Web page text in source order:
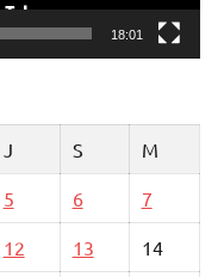
18:01
J S M
5 6 7
12 13 14